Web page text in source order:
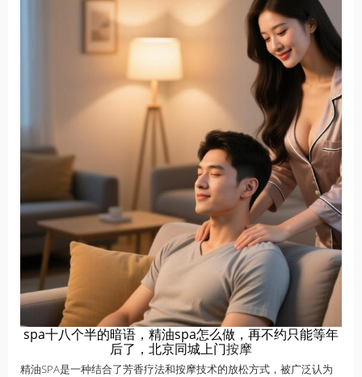
spa十八个半的暗语，精油spa怎么做，再不约只能等年
后了，北京同城上门按摩
精油SPA是一种结合了芳香疗法和按摩技术的放松方式，被广泛认为